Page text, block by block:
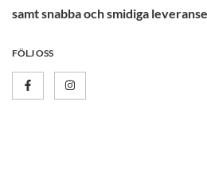
samt snabba och smidiga
FÖLJ OSS